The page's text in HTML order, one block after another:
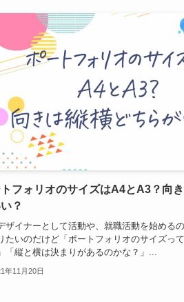
フォリオのサイズはA4とA3？向
？
ザイナーとして活動や、就職活動を始める
たいのだけど「ポートフォリオのサイズっ
「縦と横は決まりがあるのかな？」...
年11月20日